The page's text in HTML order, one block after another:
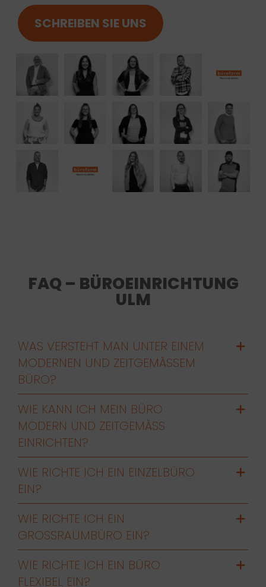
SCHREIBEN SIE UNS
FAQ – BÜROEINRICHTUNG
ULM
WAS VERSTEHT MAN UNTER EINEM
MODERNEN UND ZEITGEMÄSSEM B
ÜRO?
WIE KANN ICH MEIN BÜRO
MODERN UND ZEITGEMÄSS E
INRICHTEN?
WIE RICHTE ICH EIN EINZELBÜRO
EIN?
WIE RICHTE ICH EIN
GROSSRAUMBÜRO EIN?
WIE RICHTE ICH EIN BÜRO
FLEXIBEL EIN?